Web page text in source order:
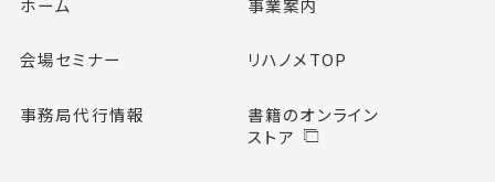
ホーム 事業案内
会場セミナー リハノメTOP
事務局代行情報
書籍のオンライン
ストア